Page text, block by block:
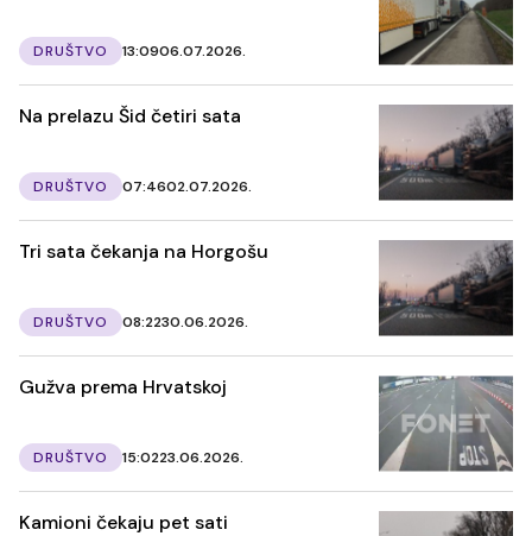
DRUŠTVO 13:0906.07.2026.
Na prelazu Šid četiri sata
DRUŠTVO 07:4602.07.2026.
Tri sata čekanja na Horgošu
DRUŠTVO 08:2230.06.2026.
Gužva prema Hrvatskoj
DRUŠTVO 15:0223.06.2026.
Kamioni čekaju pet sati